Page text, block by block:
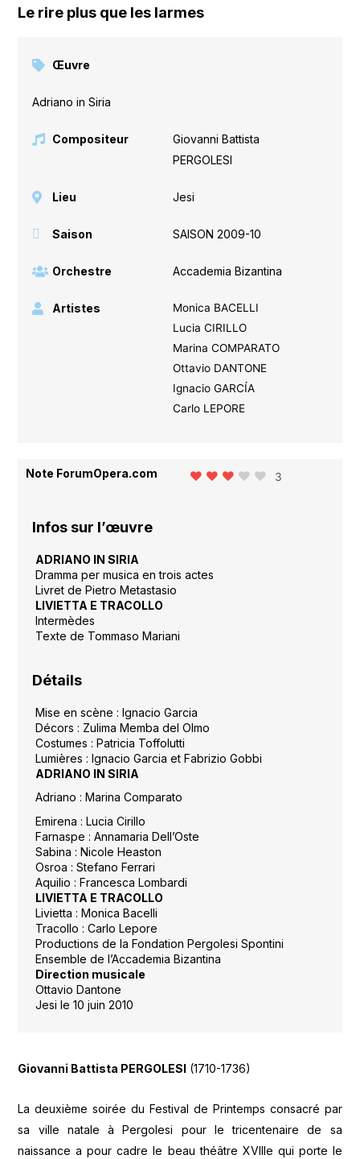
Le rire plus que les larmes
Œuvre
Adriano in Siria
Compositeur
Giovanni Battista
PERGOLESI
Lieu Jesi
Saison SAISON 2009-10
Orchestre Accademia Bizantina
Artistes
Monica BACELLI
Lucia CIRILLO
Marina COMPARATO
Ottavio DANTONE
Ignacio GARCÍA
Carlo LEPORE
Note ForumOpera.com 3
Infos sur l’œuvre
ADRIANO IN SIRIA
Dramma per musica en trois actes
Livret de Pietro Metastasio
LIVIETTA E TRACOLLO
Intermèdes
Texte de Tommaso Mariani
Détails
Mise en scène : Ignacio Garcia
Décors : Zulima Memba del Olmo
Costumes : Patricia Toffolutti
Lumières : Ignacio Garcia et Fabrizio Gobbi
ADRIANO IN SIRIA
Adriano : Marina Comparato
Emirena : Lucia Cirillo
Farnaspe : Annamaria Dell’Oste
Sabina : Nicole Heaston
Osroa : Stefano Ferrari
Aquilio : Francesca Lombardi
LIVIETTA E TRACOLLO
Livietta : Monica Bacelli
Tracollo : Carlo Lepore
Productions de la Fondation Pergolesi Spontini
Ensemble de l’Accademia Bizantina
Direction musicale
Ottavio Dantone
Jesi le 10 juin 2010
Giovanni Battista PERGOLESI (1710-1736)
La deuxième soirée du Festival de Printemps consacré par
sa ville natale à Pergolesi pour le tricentenaire de sa
naissance a pour cadre le beau théâtre XVIIIe qui porte le